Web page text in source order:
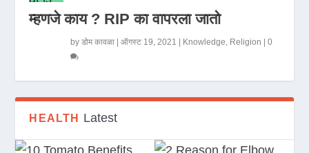
म्हणजे काय ? RIP का वापरला जातो
byडोम कावळा |ऑगस्ट 19, 2021 Knowledge, Religion |0
HEALTH Latest